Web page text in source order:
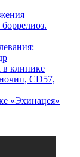
в клинике
CD57,
«Эхинацея»